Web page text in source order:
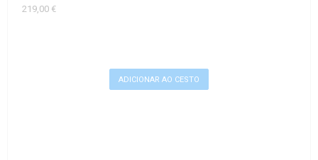
219,00 €